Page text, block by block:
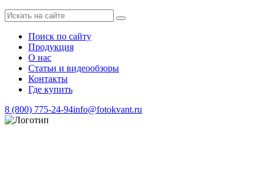
Поиск по сайту
Продукция
О нас
Статьи и видеообзоры
Контакты
Где купить
8 (800) 775-24-94info@fotokvant.ru